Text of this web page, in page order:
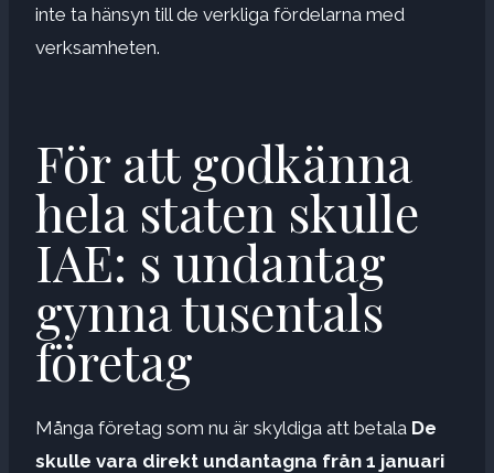
inte ta hänsyn till de verkliga fördelarna med
verksamheten.
För att godkänna
hela staten skulle
IAE: s undantag
gynna tusentals
företag
Många företag som nu är skyldiga att betala De
skulle vara direkt undantagna från 1 januari